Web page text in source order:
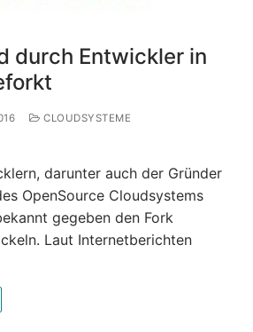
durch Entwickler in
CLOUDSYSTEME
darunter auch der Gründer
OpenSource Cloudsystems
gegeben den Fork
Laut Internetberichten